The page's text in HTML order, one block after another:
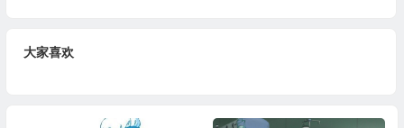
大家喜欢